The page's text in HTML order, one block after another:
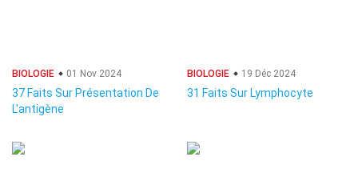
BIOLOGIE 01 Nov 2024
37 Faits Sur Présentation De
L'antigène
BIOLOGIE 19 Déc 2024
31 Faits Sur Lymphocyte